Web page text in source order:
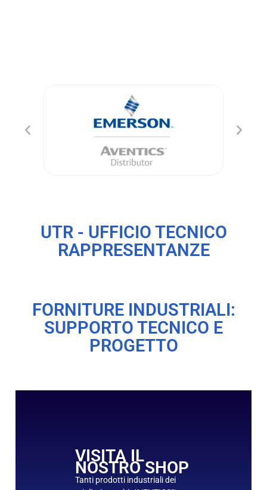
UTR - UFFICIO TECNICO
RAPPRESENTANZE
FORNITURE INDUSTRIALI:
SUPPORTO TECNICO E
PROGETTO
VISITA IL
NOSTRO SHOP
Tanti prodotti industriali dei